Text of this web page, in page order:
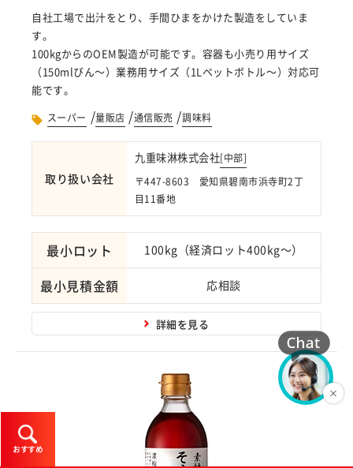
自社工場で出汁をとり、手間ひまをかけた製造をしていま
す。
100kgからのOEM製造が可能です。容器も小売り用サイズ
（150mlびん～）業務用サイズ（1Lペットボトル～）対応可
能です。
スーパー /量販店 /通信販売 /調味料
取り扱い会社
九重味淋株式会社[中部]
〒447-8603 愛知県碧南市浜寺町2丁
目11番地
最小ロット 100kg（経済ロット400kg～）
最小見積金額 応相談
詳細を見る
おすすめ